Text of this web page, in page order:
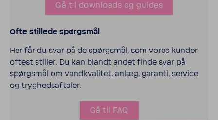
Gå til down­loads og guides
Ofte stil­lede spørgsmål
Her får du svar på de spørgsmål, som vores kunder
oftest stiller. Du kan blandt andet finde svar på
spørgsmål om vand­kva­litet, anlæg, garanti, service
og tryg­heds­af­taler.
Gå til FAQ